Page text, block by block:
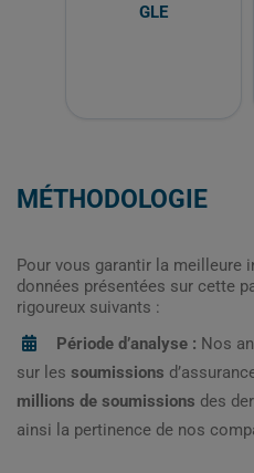
GLE
MÉTHODOLOGIE
Pour vous garantir la meilleure
données présentées sur cette
rigoureux suivants :
Période d’analyse : Nos
sur les soumissions
millions de soumissions des
ainsi la pertinence de nos